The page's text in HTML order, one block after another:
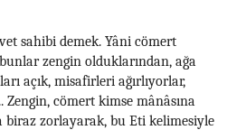
sahibi demek. Yâni cömert
zengin olduklarından, ağa
açık, misafirleri ağırlıyorlar,
cömert kimse mânâsına
biraz zorlayarak, bu Eti kelimesiyle